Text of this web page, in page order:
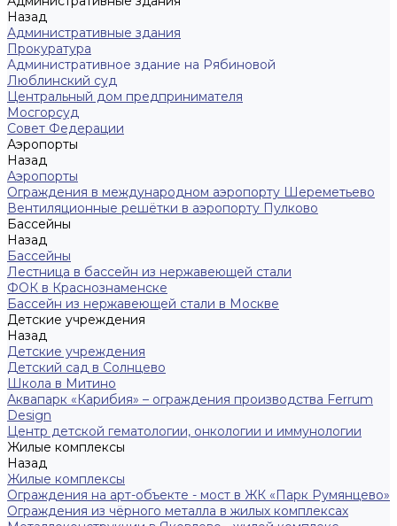
Назад
Административные здания
Прокуратура
Административное здание на Рябиновой
Люблинский суд
Центральный дом предпринимателя
Мосгорсуд
Совет Федерации
Аэропорты
Назад
Аэропорты
Ограждения в международном аэропорту Шереметьево
Вентиляционные решётки в аэропорту Пулково
Бассейны
Назад
Бассейны
Лестница в бассейн из нержавеющей стали
ФОК в Краснознаменске
Бассейн из нержавеющей стали в Москве
Детские учреждения
Назад
Детские учреждения
Детский сад в Солнцево
Школа в Митино
Аквапарк «Карибия» – ограждения производства Ferrum
Design
Центр детской гематологии, онкологии и иммунологии
Жилые комплексы
Назад
Жилые комплексы
Ограждения на арт-объекте - мост в ЖК «Парк Румянцево»
Ограждения из чёрного металла в жилых комплексах